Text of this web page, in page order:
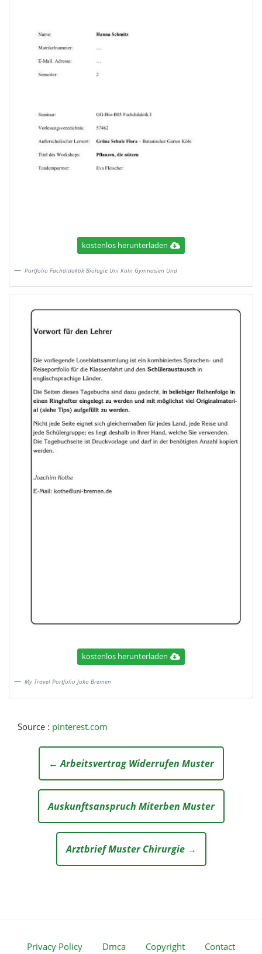
kostenlos herunterladen
Portfolio Fachdidaktik Biologie Uni Koln Gymnasien Und
kostenlos herunterladen
My Travel Portfolio Joko Bremen
Source : pinterest.com
← Arbeitsvertrag Widerrufen Muster
Auskunftsanspruch Miterben Muster
Arztbrief Muster Chirurgie →
Privacy Policy Dmca Copyright Contact